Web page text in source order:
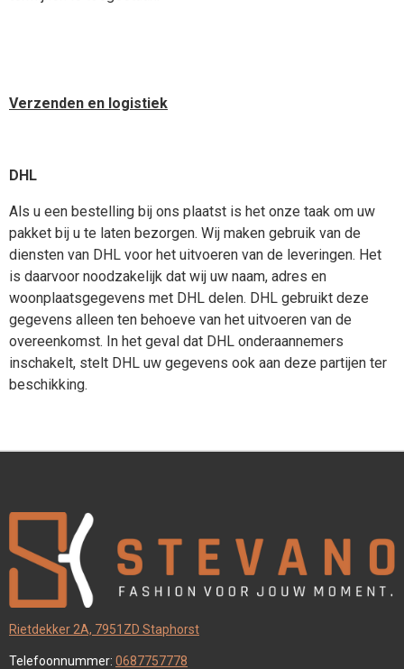
Verzenden en logistiek
DHL
Als u een bestelling bij ons plaatst is het onze taak om uw
pakket bij u te laten bezorgen. Wij maken gebruik van de
diensten van DHL voor het uitvoeren van de leveringen. Het
is daarvoor noodzakelijk dat wij uw naam, adres en
woonplaatsgegevens met DHL delen. DHL gebruikt deze
gegevens alleen ten behoeve van het uitvoeren van de
overeenkomst. In het geval dat DHL onderaannemers
inschakelt, stelt DHL uw gegevens ook aan deze partijen ter
beschikking.
Rietdekker 2A, 7951ZD Staphorst
Telefoonnummer: 0687757778